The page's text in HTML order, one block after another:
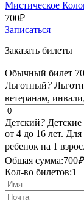
Мистическое
700₽
Записаться
Заказать билеты
Обычный билет
Льготный?
ветеранам,
Детский? Детские
от 4 до 16 лет. Для
ребенок на 1
Общая сумма:700₽
Кол-во билетов:1